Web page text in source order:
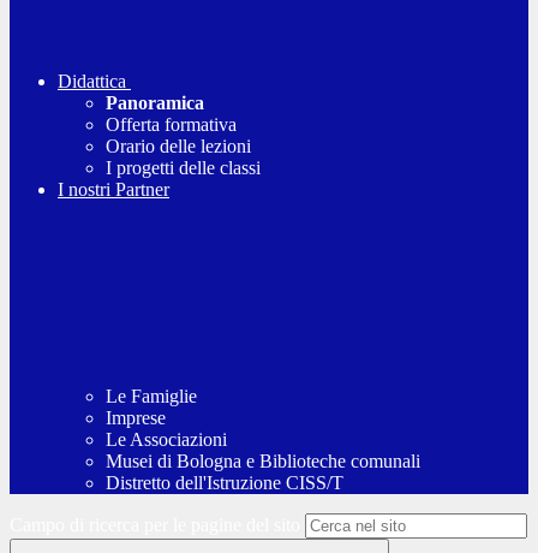
Didattica
Panoramica
Offerta formativa
Orario delle lezioni
I progetti delle classi
I nostri Partner
Le Famiglie
Imprese
Le Associazioni
Musei di Bologna e Biblioteche comunali
Distretto dell'Istruzione CISS/T